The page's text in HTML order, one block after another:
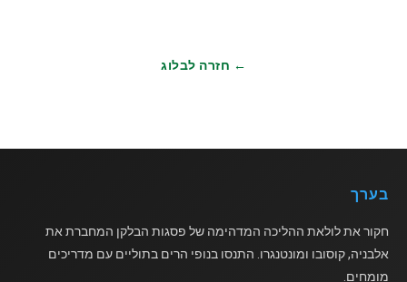
← חזרה לבלוג
בערך
חקור את לולאת ההליכה המדהימה של פסגות הבלקן המחברת את
אלבניה, קוסובו ומונטנגרו. התנסו בנופי הרים בתוליים עם מדריכים
מומחים.